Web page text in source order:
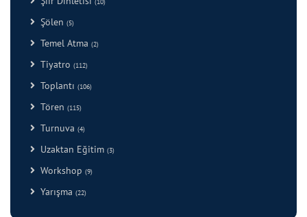
Şölen (5)
Temel Atma (2)
Tiyatro (112)
Toplantı (106)
Tören (115)
Turnuva (4)
Uzaktan Eğitim (3)
Workshop (9)
Yarışma (22)